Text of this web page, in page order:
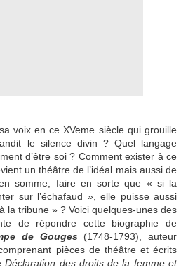
voix en ce XVeme siècle qui grouille
le silence divin ? Quel langage
d’être soi ? Comment exister à ce
un théâtre de l’idéal mais aussi de
somme, faire en sorte que « si la
sur l’échafaud », elle puisse aussi
la tribune » ? Voici quelques-unes des
de répondre cette biographie de
de Gouges(1748-1793), auteur
pièces de théâtre et écrits
Déclaration des droits de la femme et